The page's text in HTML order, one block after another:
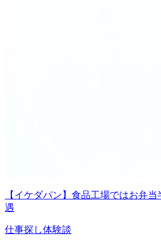
【イケダパン】食品工場ではお弁
遇
仕事探し体験談